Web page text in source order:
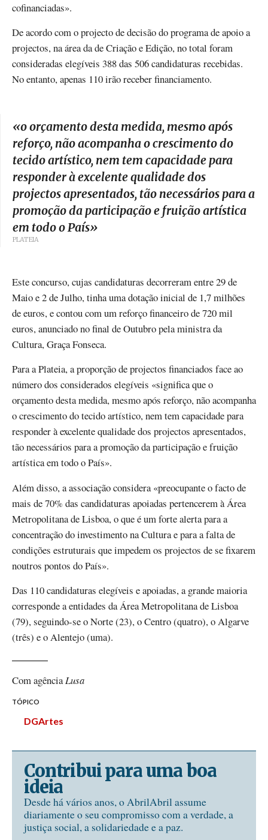
cofinanciadas».
De acordo com o projecto de decisão do programa de apoio a
projectos, na área da de Criação e Edição, no total foram
consideradas elegíveis 388 das 506 candidaturas recebidas.
No entanto, apenas 110 irão receber financiamento.
«o orçamento desta medida, mesmo após
reforço, não acompanha o crescimento do
tecido artístico, nem tem capacidade para
responder à excelente qualidade dos
projectos apresentados, tão necessários para a
promoção da participação e fruição artística
em todo o País»
PLATEIA
Este concurso, cujas candidaturas decorreram entre 29 de
Maio e 2 de Julho, tinha uma dotação inicial de 1,7 milhões
de euros, e contou com um reforço financeiro de 720 mil
euros, anunciado no final de Outubro pela ministra da
Cultura, Graça Fonseca.
Para a Plateia, a proporção de projectos financiados face ao
número dos considerados elegíveis «significa que o
orçamento desta medida, mesmo após reforço, não acompanha
o crescimento do tecido artístico, nem tem capacidade para
responder à excelente qualidade dos projectos apresentados,
tão necessários para a promoção da participação e fruição
artística em todo o País».
Além disso, a associação considera «preocupante o facto de
mais de 70% das candidaturas apoiadas pertencerem à Área
Metropolitana de Lisboa, o que é um forte alerta para a
concentração do investimento na Cultura e para a falta de
condições estruturais que impedem os projectos de se fixarem
noutros pontos do País».
Das 110 candidaturas elegíveis e apoiadas, a grande maioria
corresponde a entidades da Área Metropolitana de Lisboa
(79), seguindo-se o Norte (23), o Centro (quatro), o Algarve
(três) e o Alentejo (uma).
Com agênciaLusa
TÓPICO
DGArtes
Contribui para uma boa
ideia
Desde há vários anos, o AbrilAbril assume
diariamente o seu compromisso com a verdade, a
justiça social, a solidariedade e a paz.